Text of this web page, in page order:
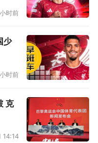
下，因为加纳人的实
队不能老和过去绑在
老臣，阿森纳更应
时间再见分晓，而
于目前的阿森纳而
甚至欧冠更后面的
时前
少
时前
克
14:14